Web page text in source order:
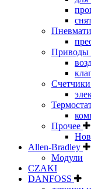
Приводы
Счетчики
Прочее
Allen-Bradley
Модули
CZAKI
DANFOSS